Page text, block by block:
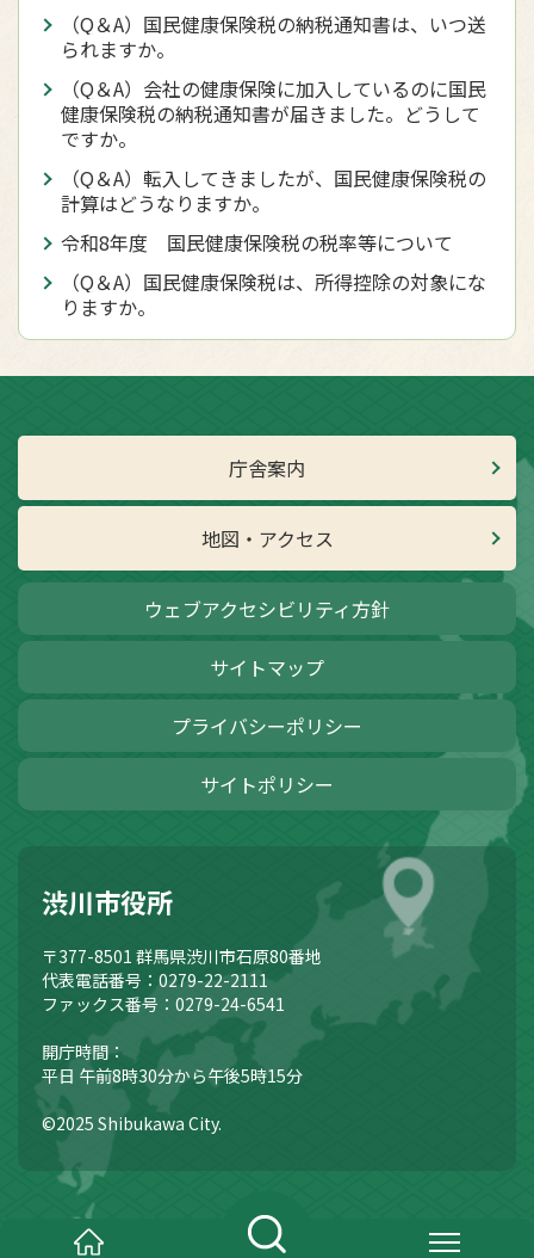
（Q＆A）国民健康保険税の納税通知書は、いつ送
られますか。
（Q＆A）会社の健康保険に加入しているのに国民
健康保険税の納税通知書が届きました。どうして
ですか。
（Q＆A）転入してきましたが、国民健康保険税の
計算はどうなりますか。
令和8年度 国民健康保険税の税率等について
（Q＆A）国民健康保険税は、所得控除の対象にな
りますか。
庁舎案内
地図・アクセス
ウェブアクセシビリティ方針
サイトマップ
プライバシーポリシー
サイトポリシー
渋川市役所
〒377-8501 群馬県渋川市石原80番地
代表電話番号：0279-22-2111
ファックス番号：0279-24-6541
開庁時間：
平日 午前8時30分から午後5時15分
©2025 Shibukawa City.